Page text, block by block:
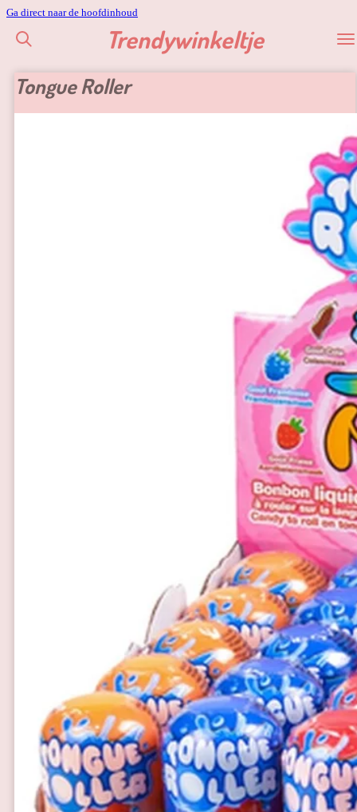
Ga direct naar de hoofdinhoud
Trendywinkeltje
Tongue Roller